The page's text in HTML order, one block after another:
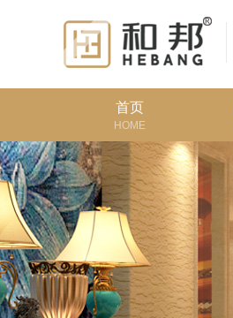
首页
HOME